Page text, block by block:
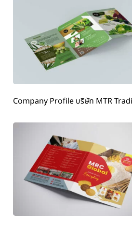
Company Profile บริษัท MTR